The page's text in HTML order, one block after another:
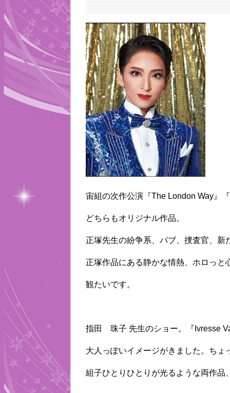
宙組の次作公演『The London Way』
どちらもオリジナル作品。
正塚先生の紛争系、パブ、捜査官、
正塚作品にある静かな情熱、ホロっ
観たいです。
指田 珠子 先生のショー。『Ivresse
大人っぽいイメージがきました。ち
組子ひとりひとりが光るような両作品